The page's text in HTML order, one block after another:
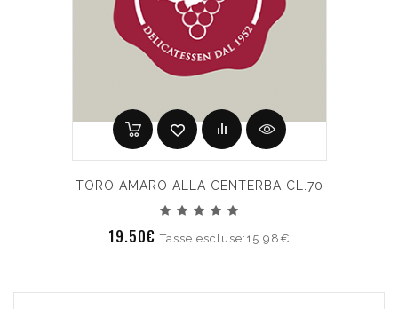
TORO AMARO ALLA CENTERBA CL.70
19.50€Tasse escluse:15.98€